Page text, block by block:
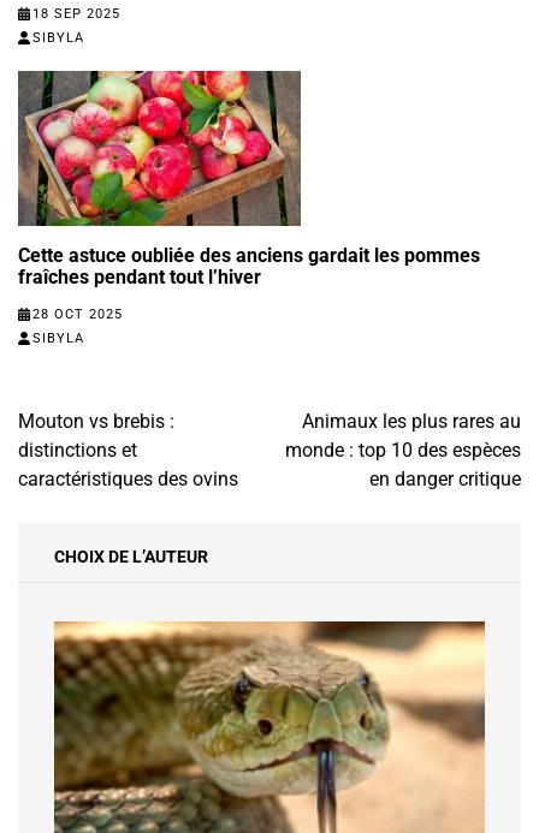
18 SEP 2025
SIBYLA
Cette astuce oubliée des anciens gardait les pommes
fraîches pendant tout l’hiver
28 OCT 2025
SIBYLA
Navigation
de
l’article
Mouton vs brebis :
distinctions et
caractéristiques des ovins
Animaux les plus rares au
monde : top 10 des espèces
en danger critique
CHOIX DE L’AUTEUR